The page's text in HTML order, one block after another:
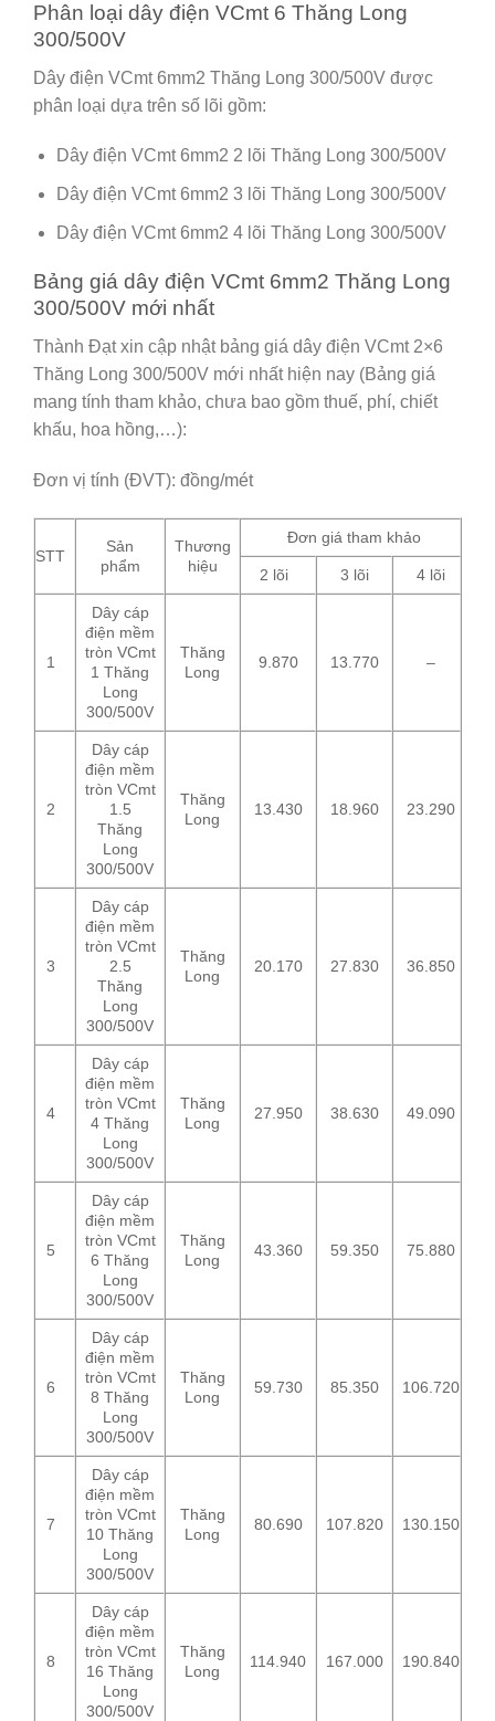
Phân loại dây điện VCmt 6 Thăng Long
300/500V
Dây điện VCmt 6mm2 Thăng Long 300/500V được
phân loại dựa trên số lõi gồm:
Dây điện VCmt 6mm2 2 lõi Thăng Long 300/500V
Dây điện VCmt 6mm2 3 lõi Thăng Long 300/500V
Dây điện VCmt 6mm2 4 lõi Thăng Long 300/500V
Bảng giá dây điện VCmt 6mm2 Thăng Long
300/500V mới nhất
Thành Đạt xin cập nhật bảng giá dây điện VCmt 2×6
Thăng Long 300/500V mới nhất hiện nay (Bảng giá
mang tính tham khảo, chưa bao gồm thuế, phí, chiết
khấu, hoa hồng,…):
Đơn vị tính (ĐVT): đồng/mét
STT
Sản
phẩm
Thương
hiệu
Đơn giá tham khảo
2 lõi 3 lõi 4 lõi
1
Dây cáp
điện mềm
tròn VCmt
1 Thăng
Long
300/500V
Thăng
Long
9.870 13.770 –
2
Dây cáp
điện mềm
tròn VCmt
1.5
Thăng
Long
300/500V
Thăng
Long
13.430 18.960 23.290
3
Dây cáp
điện mềm
tròn VCmt
2.5
Thăng
Long
300/500V
Thăng
Long
20.170 27.830 36.850
4
Dây cáp
điện mềm
tròn VCmt
4 Thăng
Long
300/500V
Thăng
Long
27.950 38.630 49.090
5
Dây cáp
điện mềm
tròn VCmt
6 Thăng
Long
300/500V
Thăng
Long
43.360 59.350 75.880
6
Dây cáp
điện mềm
tròn VCmt
8 Thăng
Long
300/500V
Thăng
Long
59.730 85.350 106.720
7
Dây cáp
điện mềm
tròn VCmt
10 Thăng
Long
300/500V
Thăng
Long
80.690 107.820 130.150
8
Dây cáp
điện mềm
tròn VCmt
16 Thăng
Long
300/500V
Thăng
Long
114.940 167.000 190.840